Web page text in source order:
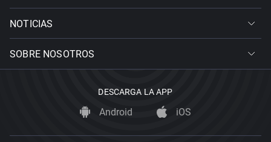
NOTICIAS
SOBRE NOSOTROS
DESCARGA LA APP
Android iOS